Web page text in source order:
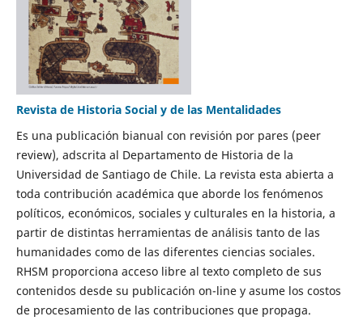
Revista de Historia Social y de las Mentalidades
Es una publicación bianual con revisión por pares (peer
review), adscrita al Departamento de Historia de la
Universidad de Santiago de Chile. La revista esta abierta a
toda contribución académica que aborde los fenómenos
políticos, económicos, sociales y culturales en la historia, a
partir de distintas herramientas de análisis tanto de las
humanidades como de las diferentes ciencias sociales.
RHSM proporciona acceso libre al texto completo de sus
contenidos desde su publicación on-line y asume los costos
de procesamiento de las contribuciones que propaga.